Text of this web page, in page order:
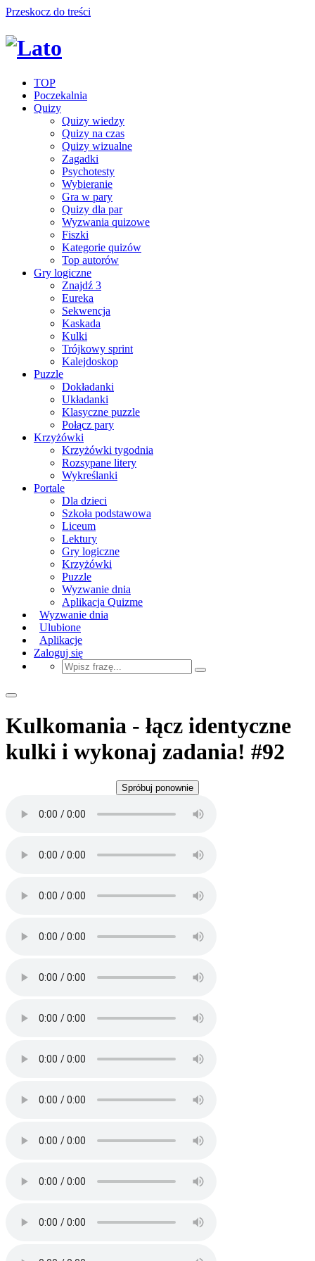
Przeskocz do treści
TOP
Poczekalnia
Quizy
Quizy wiedzy
Quizy na czas
Quizy wizualne
Zagadki
Psychotesty
Wybieranie
Gra w pary
Quizy dla par
Wyzwania quizowe
Fiszki
Kategorie quizów
Top autorów
Gry logiczne
Znajdź 3
Eureka
Sekwencja
Kaskada
Kulki
Trójkowy sprint
Kalejdoskop
Puzzle
Dokładanki
Układanki
Klasyczne puzzle
Połącz pary
Krzyżówki
Krzyżówki tygodnia
Rozsypane litery
Wykreślanki
Portale
Dla dzieci
Szkoła podstawowa
Liceum
Lektury
Gry logiczne
Krzyżówki
Puzzle
Wyzwanie dnia
Aplikacja Quizme
Wyzwanie dnia
Ulubione
Aplikacje
Zaloguj się
Kulkomania - łącz identyczne
kulki i wykonaj zadania! #92
Spróbuj ponownie